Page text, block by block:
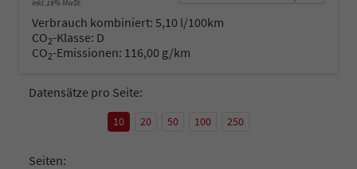
inkl. 19% MwSt.
Verbrauch kombiniert: 5,10 l/100km
CO2-Klasse: D
CO2-Emissionen: 116,00 g/km
Datensätze pro Seite:
10 20 50 100 250
Seiten: